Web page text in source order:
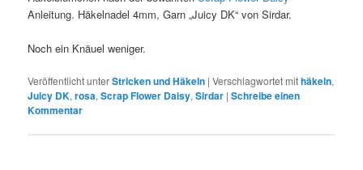
Anleitung. Häkelnadel 4mm, Garn „Juicy DK“ von Sirdar.
Noch ein Knäuel weniger.
Veröffentlicht unterStricken und Häkeln |Verschlagwortet mithäkeln,
Juicy DK,rosa,Scrap Flower Daisy,Sirdar |Schreibe einen
Kommentar